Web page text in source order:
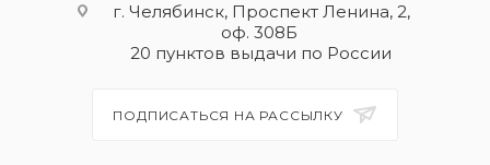
г. Челябинск, Проспект Ленина, 2,
оф. 308Б
20 пунктов выдачи по России
ПОДПИСАТЬСЯ НА РАССЫЛКУ